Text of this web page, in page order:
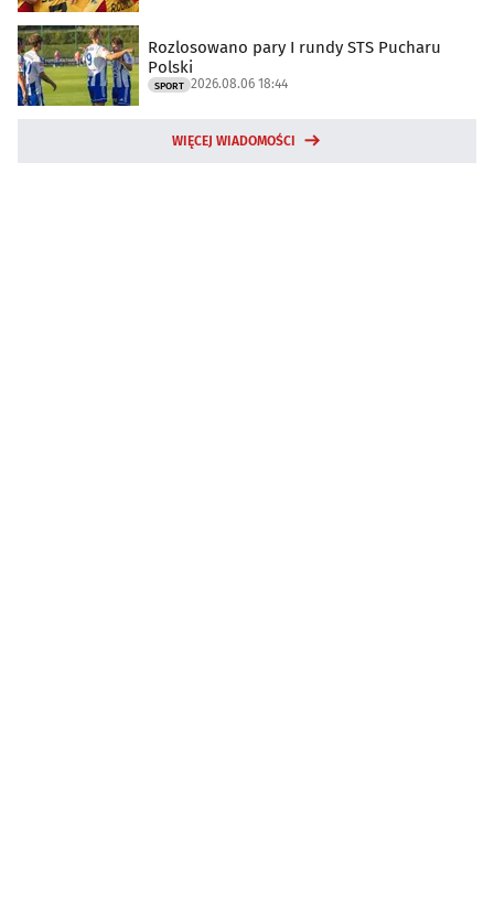
Rozlosowano pary I rundy STS Pucharu
Polski
SPORT 2026.08.06 18:44
WIĘCEJ WIADOMOŚCI